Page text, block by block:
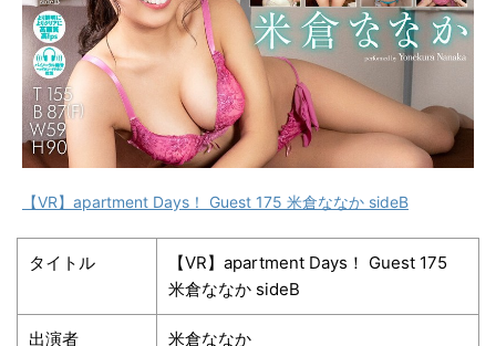
【VR】apartment Days！ Guest 175 米倉ななか sideB
タイトル
【VR】apartment Days！ Guest 175
米倉ななか sideB
出演者 米倉ななか